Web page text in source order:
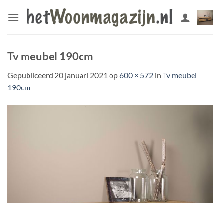
naar
Tv meubel 190cm
Gepubliceerd 20 januari 2021 op600 × 572 in Tv meubel
190cm